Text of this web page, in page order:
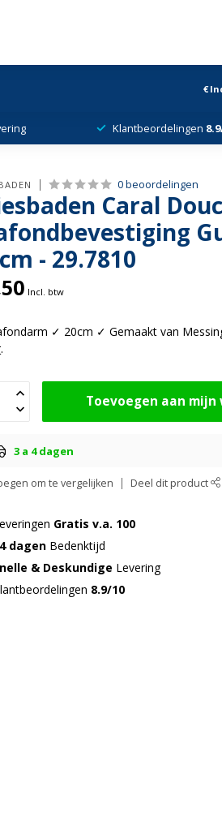
€
Klantbeordelingen
0 beoordelingen
Caral
- 29.7810
Incl. btw
✓ 20cm ✓ Gemaakt van
.
Toevoegen aan
3 a 4 dagen
om te vergelijken Deel dit product
Gratis v.a. 100
dagen Bedenktijd
& Deskundige Levering
8.9/10